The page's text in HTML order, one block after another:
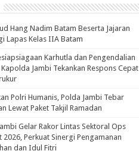
Hang Nadim Batam Beserta Jajaran
Lapas Kelas IIA Batam
Karhutla dan Pengendalian
Jambi Tekankan Respons Cepat
Polri Humanis, Polda Jambi Tebar
Lewat Paket Takjil Ramadan
Gelar Rakor Lintas Sektoral Ops
2026, Perkuat Sinergi Pengamanan
dan Idul Fitri